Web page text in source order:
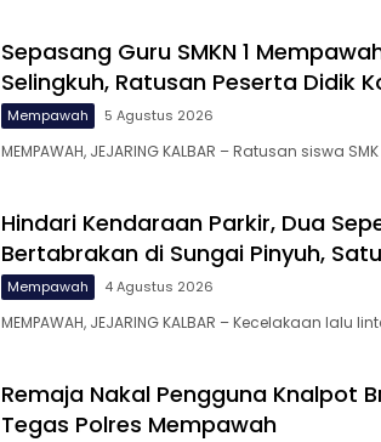
Sepasang Guru SMKN 1
Selingkuh, Ratusan Peserta Didik
Mempawah 5 Agustus 2026
MEMPAWAH, JEJARING KALBAR – Ratusan siswa
Hindari Kendaraan Parkir, Dua
Bertabrakan di Sungai Pinyuh,
Mempawah 4 Agustus 2026
MEMPAWAH, JEJARING KALBAR – Kecelakaan lalu
Remaja Nakal Pengguna Knalpot
Tegas Polres Mempawah